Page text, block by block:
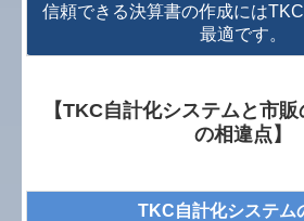
信頼できる決算書の作成には
最適です。
【TKC自計化システムと市
の相違点】
TKC自計化システム